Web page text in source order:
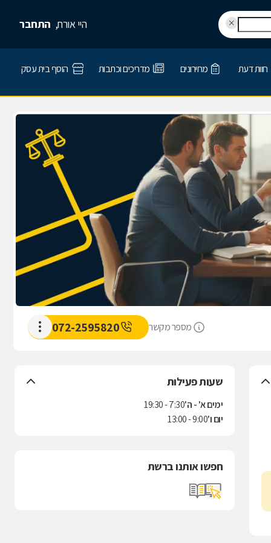
היי אורח, התחבר
חוות דעת מחירונים מדריכים וכתבות הוסף בית עסק
מספר מקשר 072-2595820
שעות פעילות
ימים א' - ה'7:30 - 19:30
יום ו'9:00 - 13:00
חפשו אותנו ברשת